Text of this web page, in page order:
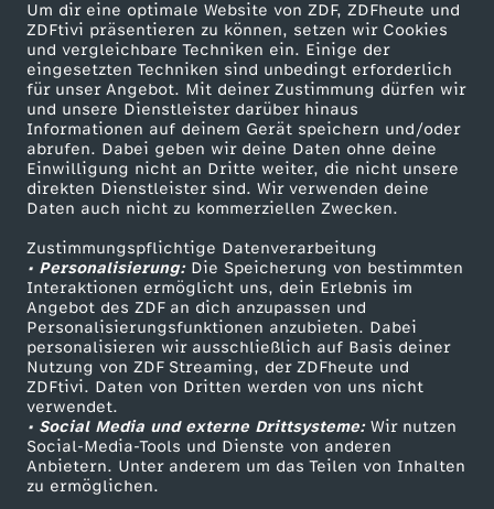
Um dir eine optimale Website von ZDF, ZDFheute und
ZDFtivi präsentieren zu können, setzen wir Cookies
und vergleichbare Techniken ein. Einige der
eingesetzten Techniken sind unbedingt erforderlich
für unser Angebot. Mit deiner Zustimmung dürfen wir
und unsere Dienstleister darüber hinaus
Informationen auf deinem Gerät speichern und/oder
abrufen. Dabei geben wir deine Daten ohne deine
Einwilligung nicht an Dritte weiter, die nicht unsere
direkten Dienstleister sind. Wir verwenden deine
Daten auch nicht zu kommerziellen Zwecken.
Zustimmungspflichtige Datenverarbeitung
• Personalisierung:Die Speicherung von bestimmten
Interaktionen ermöglicht uns, dein Erlebnis im
Angebot des ZDF an dich anzupassen und
Personalisierungsfunktionen anzubieten. Dabei
personalisieren wir ausschließlich auf Basis deiner
Nutzung von ZDF Streaming, der ZDFheute und
ZDFtivi. Daten von Dritten werden von uns nicht
verwendet.
• Social Media und externe Drittsysteme:Wir nutzen
Social-Media-Tools und Dienste von anderen
Anbietern. Unter anderem um das Teilen von Inhalten
zu ermöglichen.
e
r
t
f
e
i
e
r
n
Mehr ZDF
ZDF-Apps
Smart TV
ZDFtext
Livestreams
Sendungen A-Z
TV-Programm
Service
ZDFmitreden
Kontakt zum ZDF
Tickets
Zuschauerservice
Hilfe
ZDF Unternehmen
Karriere